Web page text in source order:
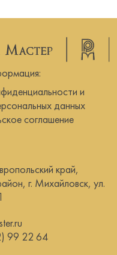
и
данных
соглашение
край,
г. Михайловск, ул.
99 22 64